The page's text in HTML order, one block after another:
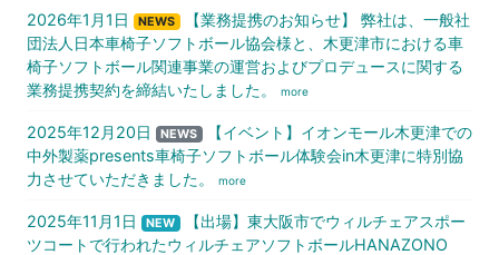
2026年1月1日 NEWS 【業務提携のお知らせ】 弊社は、一般社
団法人日本車椅子ソフトボール協会様と、木更津市における車
椅子ソフトボール関連事業の運営およびプロデュースに関する
業務提携契約を締結いたしました。
more
2025年12月20日 NEWS 【イベント】イオンモール木更津での
中外製薬presents車椅子ソフトボール体験会in木更津に特別協
力させていただきました。
more
2025年11月1日 NEW 【出場】東大阪市でウィルチェアスポー
ツコートで行われたウィルチェアソフトボールHANAZONO